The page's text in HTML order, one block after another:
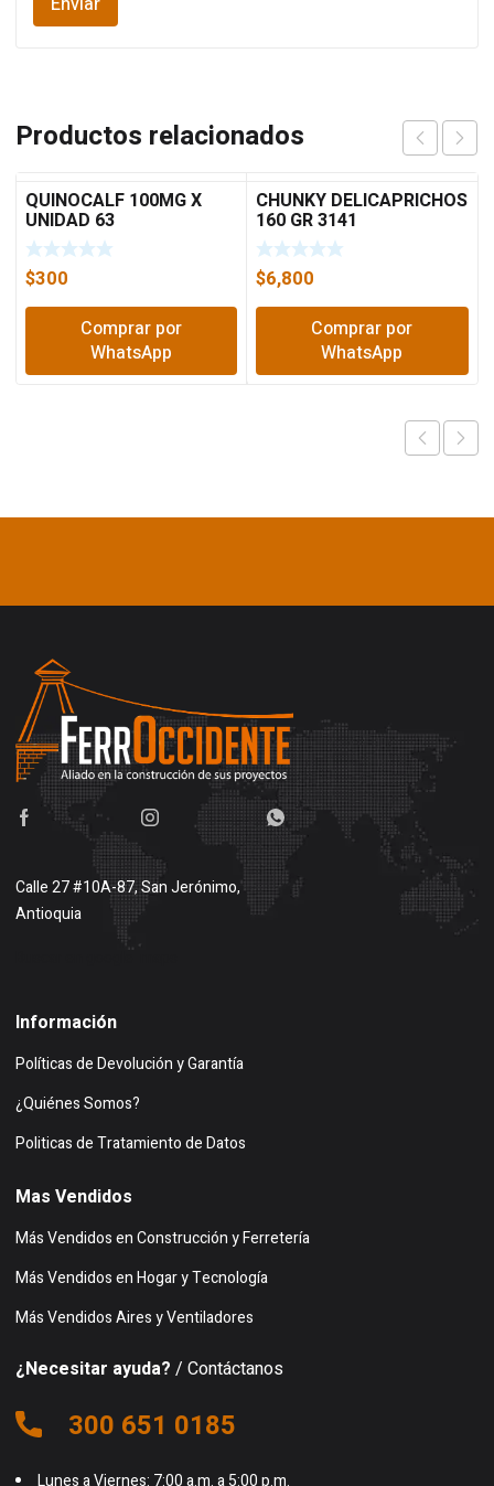
Productos relacionados
QUINOCALF 100MG X
UNIDAD 63
$300
Comprar por
WhatsApp
CHUNKY DELICAPRICHOS
160 GR 3141
$6,800
Comprar por
WhatsApp
Calle 27 #10A-87, San Jerónimo,
Antioquia
Información
Políticas de Devolución y Garantía
¿Quiénes Somos?
Politicas de Tratamiento de Datos
Mas Vendidos
Más Vendidos en Construcción y Ferretería
Más Vendidos en Hogar y Tecnología
Más Vendidos Aires y Ventiladores
¿Necesitar ayuda? / Contáctanos
300 651 0185
Lunes a Viernes: 7:00 a.m. a 5:00 p.m.